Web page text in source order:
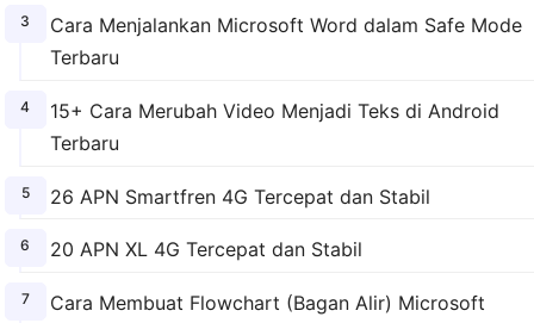
Cara Menjalankan Microsoft Word dalam Safe Mode
Terbaru
15+ Cara Merubah Video Menjadi Teks di Android
Terbaru
26 APN Smartfren 4G Tercepat dan Stabil
20 APN XL 4G Tercepat dan Stabil
Cara Membuat Flowchart (Bagan Alir) Microsoft